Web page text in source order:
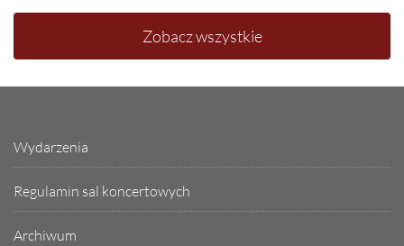
Zobacz wszystkie
Wydarzenia
Regulamin sal koncertowych
Archiwum